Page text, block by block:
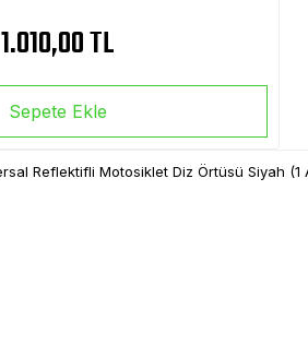
1.010,00 TL
Sepete Ekle